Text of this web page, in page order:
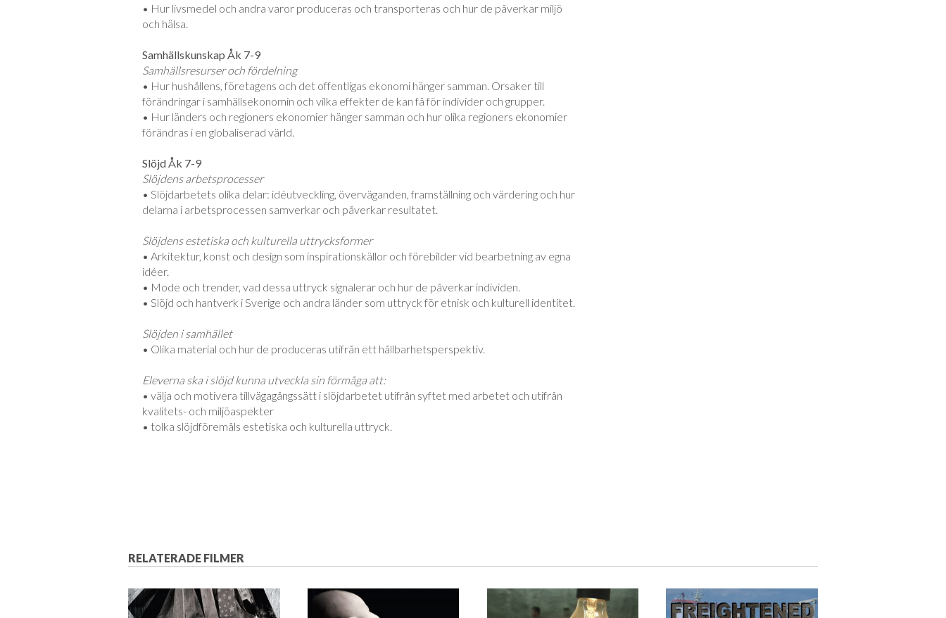
• Hur livsmedel och andra varor produceras och transporteras och hur de påverkar miljö
och hälsa.
Samhällskunskap Åk 7-9
Samhällsresurser och fördelning
• Hur hushållens, företagens och det offentligas ekonomi hänger samman. Orsaker till
förändringar i samhällsekonomin och vilka effekter de kan få för individer och grupper.
• Hur länders och regioners ekonomier hänger samman och hur olika regioners ekonomier
förändras i en globaliserad värld.
Slöjd Åk 7-9
Slöjdens arbetsprocesser
• Slöjdarbetets olika delar: idéutveckling, överväganden, framställning och värdering och hur
delarna i arbetsprocessen samverkar och påverkar resultatet.
Slöjdens estetiska och kulturella uttrycksformer
• Arkitektur, konst och design som inspirationskällor och förebilder vid bearbetning av egna
idéer.
• Mode och trender, vad dessa uttryck signalerar och hur de påverkar individen.
• Slöjd och hantverk i Sverige och andra länder som uttryck för etnisk och kulturell identitet.
Slöjden i samhället
• Olika material och hur de produceras utifrån ett hållbarhetsperspektiv.
Eleverna ska i slöjd kunna utveckla sin förmåga att:
• välja och motivera tillvägagångssätt i slöjdarbetet utifrån syftet med arbetet och utifrån
kvalitets- och miljöaspekter
• tolka slöjdföremåls estetiska och kulturella uttryck.
RELATERADE FILMER